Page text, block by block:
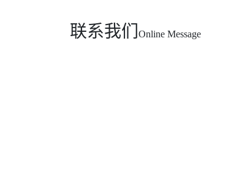
联系我们 Online Message